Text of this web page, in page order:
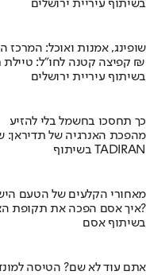
בשיתוף עיריית ירושלים
שופינג, אמנות ואוכל:
קפיצה קטנה לחו"ל: טיילת חדשה, מיצגי אמנות, וכיכרות משופצות בהשקעה של 100 מיליון ₪
בשיתוף עיריית ירושלים
כך תחסכו בחשמל בלי להזיע
מהפכת האנרגיה של תדיראן:
בשיתוף TADIRAN
מאחורי הקלעים של הטעם
איך אסם הפכה את תקופת הצנע והמחסור הקשה של שנות ה-40 למותג לאומי?
בשיתוף אסם
אתם עוד לא שם? הטיסה